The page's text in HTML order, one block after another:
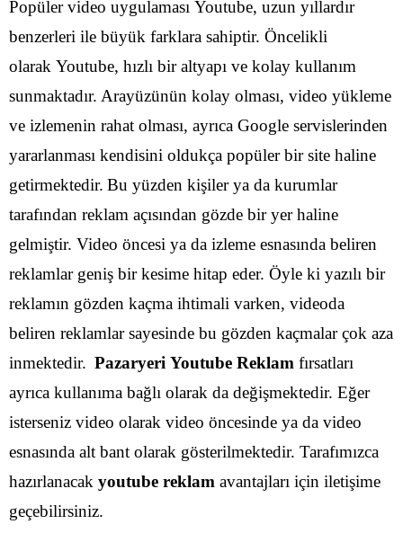
Popüler video uygulaması Youtube, uzun yıllardır
benzerleri ile büyük farklara sahiptir. Öncelikli
olarak Youtube, hızlı bir altyapı ve kolay kullanım
sunmaktadır. Arayüzünün kolay olması, video yükleme
ve izlemenin rahat olması, ayrıca Google servislerinden
yararlanması kendisini oldukça popüler bir site haline
getirmektedir. Bu yüzden kişiler ya da kurumlar
tarafından reklam açısından gözde bir yer haline
gelmiştir. Video öncesi ya da izleme esnasında beliren
reklamlar geniş bir kesime hitap eder. Öyle ki yazılı bir
reklamın gözden kaçma ihtimali varken, videoda
beliren reklamlar sayesinde bu gözden kaçmalar çok aza
inmektedir. Pazaryeri Youtube Reklam fırsatları
ayrıca kullanıma bağlı olarak da değişmektedir. Eğer
isterseniz video olarak video öncesinde ya da video
esnasında alt bant olarak gösterilmektedir. Tarafımızca
hazırlanacak youtube reklam avantajları için iletişime
geçebilirsiniz.